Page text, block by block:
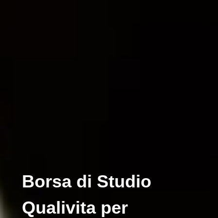
Borsa di Studio
Qualivita per